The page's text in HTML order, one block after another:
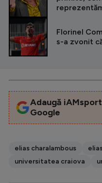
Florinel
s-a zvonit
Adaugă
Google
elias charalambous
universitatea craiova